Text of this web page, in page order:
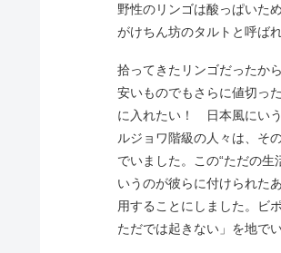
野性のリンゴは酸っぱいた
がけちん坊のタルトと呼ば
拾ってきたリンゴだったか
安いものでもさらに値切っ
に入れたい！ 日本風にい
ルジョワ階級の人々は、そ
でいました。この“ただの生
いうのが彼らに付けられた
用することにしました。ビ
ただでは起きない」を地で